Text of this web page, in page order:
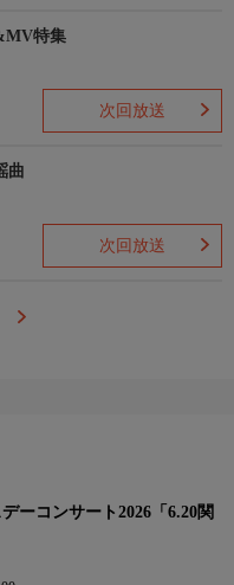
特集
次回放送
曲
次回放送
ーコンサート2026「6.20関